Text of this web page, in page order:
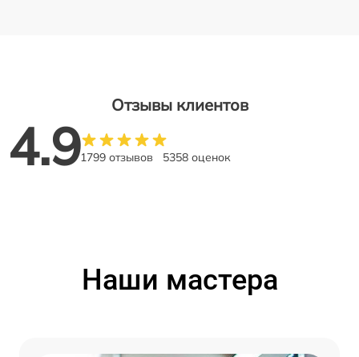
Отзывы клиентов
4.91799 отзывов 5358 оценок
Наши мастера